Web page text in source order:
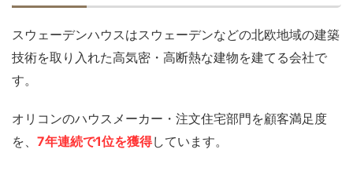
スウェーデンハウスはスウェーデンなどの北欧地域の建築
技術を取り入れた高気密・高断熱な建物を建てる会社で
す。
オリコンのハウスメーカー・注文住宅部門を顧客満足度
を、 7年連続で1位を獲得しています。